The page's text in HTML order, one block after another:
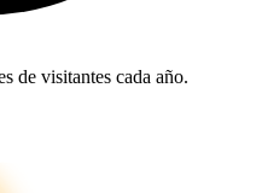
de visitantes cada año.